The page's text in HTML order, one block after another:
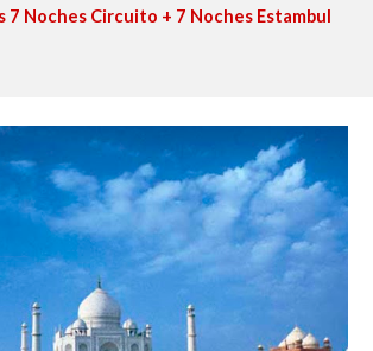
7 Noches Circuito + 7 Noches Estambul